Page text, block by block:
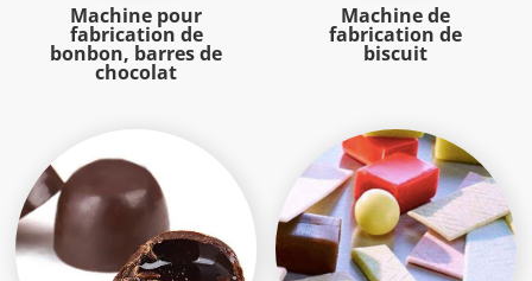
Machine pour
fabrication de
bonbon, barres de
chocolat
Machine de
fabrication de
biscuit